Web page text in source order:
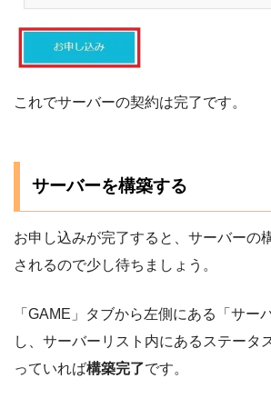
これでサーバーの契約は完了です。
サーバーを構築する
お申し込みが完了すると、サーバーの
されるので少し待ちましょう。
「GAME」タブから左側にある「サー
し、サーバーリスト内にあるステータ
っていれば構築完了です。